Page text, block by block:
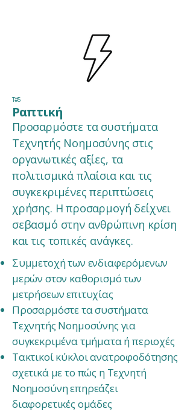
Τ#5
Ραπτική
Προσαρμόστε τα συστήματα
Τεχνητής Νοημοσύνης στις
οργανωτικές αξίες, τα
πολιτισμικά πλαίσια και τις
συγκεκριμένες περιπτώσεις
χρήσης. Η προσαρμογή δείχνει
σεβασμό στην ανθρώπινη κρίση
και τις τοπικές ανάγκες.
Συμμετοχή των ενδιαφερόμενων
μερών στον καθορισμό των
μετρήσεων επιτυχίας
Προσαρμόστε τα συστήματα
Τεχνητής Νοημοσύνης για
συγκεκριμένα τμήματα ή περιοχές
Τακτικοί κύκλοι ανατροφοδότησης
σχετικά με το πώς η Τεχνητή
Νοημοσύνη επηρεάζει
διαφορετικές ομάδες